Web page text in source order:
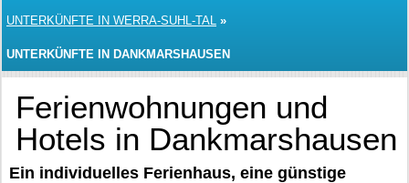
UNTERKÜNFTE IN WERRA-SUHL-TAL »
UNTERKÜNFTE IN DANKMARSHAUSEN
Ferienwohnungen und
Hotels in Dankmarshausen
Ein individuelles Ferienhaus, eine günstige